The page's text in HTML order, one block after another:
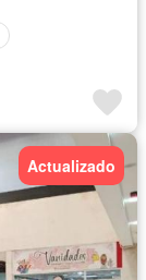
Actualizado